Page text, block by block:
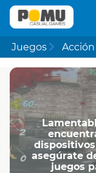
Juegos Acción
asegúrate
juegos